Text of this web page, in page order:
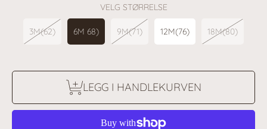
VELG STØRRELSE
3M(62) 6M 68) 9M(71) 12M(76) 18M(80)
LEGG I HANDLEKURVEN